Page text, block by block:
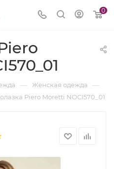
0
— Женская одежда —
Piero Moretti NOCI570_01